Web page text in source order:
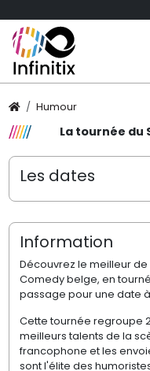
Humour
La tournée du
Les dates
Information
Découvrez le meilleur
Comedy belge, en
passage pour une date
Cette tournée regroupe
meilleurs talents de la
francophone et les
sont l'élite des